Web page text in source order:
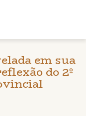
em sua
do 2º